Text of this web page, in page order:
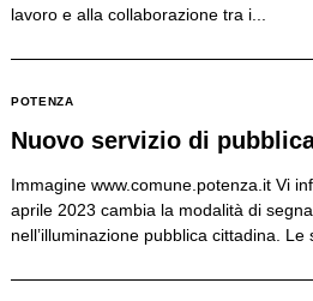
lavoro e alla collaborazione tra i...
POTENZA
Nuovo servizio di
Immagine www.comune.potenza.it Vi
aprile 2023 cambia la modalità di
nell’illuminazione pubblica cittadina. Le
Search